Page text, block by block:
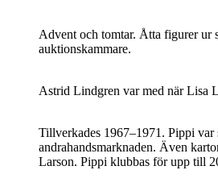
Advent och tomtar. Åtta figurer ur
auktionskammare.
Astrid Lindgren var med när Lisa
Tillverkades 1967–1971. Pippi var
andrahandsmarknaden. Även
Larson. Pippi klubbas för upp till